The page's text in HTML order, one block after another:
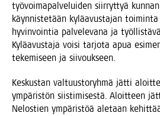
työ­voi­ma­pal­ve­lui­den siir­ryt­tyä
käyn­nis­te­tään kylä­avus­ta­jan
hyvin­voin­tia pal­ve­le­va­na ja
Kylä­avus­ta­ja voi­si tar­jo­ta apua
teke­mi­seen ja siivoukseen.
Kes­kus­tan val­tuus­to­ryh­mä jät­ti
ympä­ris­tön siis­ti­mi­ses­tä. Aloit­teen
Nelos­tien ympä­ris­töä ale­taan